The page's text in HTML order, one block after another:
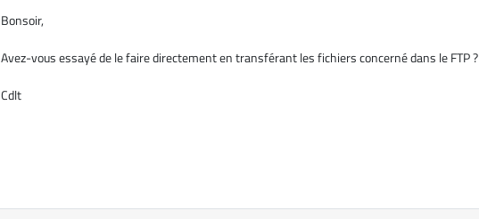
Bonsoir,
Avez-vous essayé de le faire directement en transférant les fichiers concerné dans le FTP ?
Cdlt